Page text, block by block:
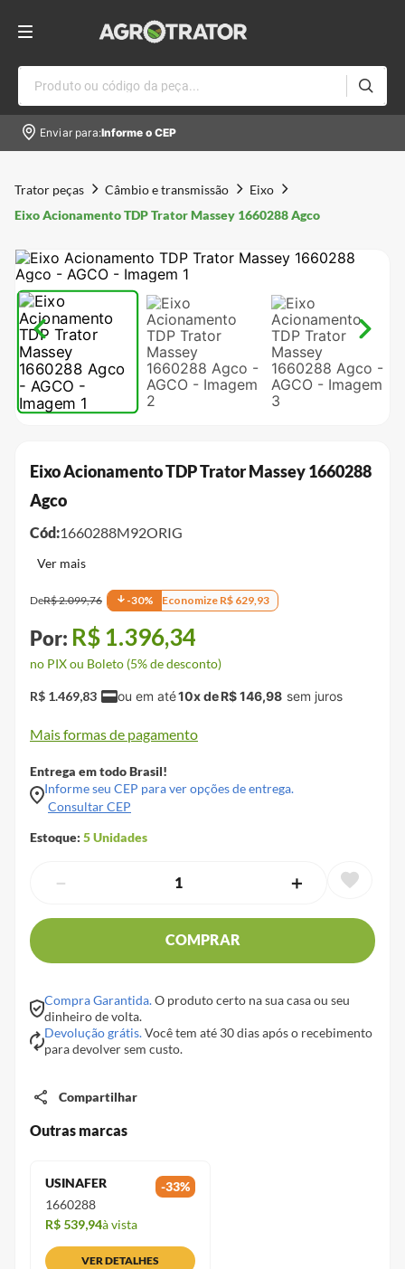
Produto ou código da peça...
Enviar para:Informe o CEP
Trator peças Câmbio e transmissão
Eixo
Eixo Acionamento TDP Trator Massey 1660288 Agco
Eixo Acionamento TDP Trator Massey 1660288
Agco
Cód:1660288M92ORIG
DeR$2.099,76 -30% Economize R$ 629,93
R$ 1.396,34
no PIX ou Boleto (5% de desconto)
R$ 1.469,83 10x deR$146,98
Mais formas de pagamento
Entrega em todo Brasil!
Informe seu CEP para ver opções de entrega.
Consultar CEP
Estoque: 5Unidades
＋
－
COMPRAR
Compra Garantida.O produto certo na sua casa ou seu
dinheiro de volta.
Devolução grátis.Você tem até 30 dias após o recebimento
para devolver sem custo.
Compartilhar
Outras marcas
USINAFER -33%
1660288
R$ 539,94à vista
VER DETALHES